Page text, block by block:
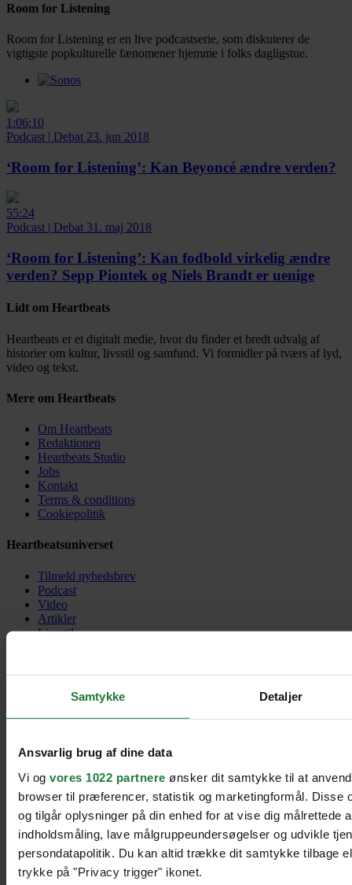
Samtykke Detaljer
Ansvarlig brug af dine data
Vi og vores 1022 partnere ønsker dit samtykke til at
browser til præferencer, statistik og marketingformål. Disse
og tilgår oplysninger på din enhed for at vise dig målrettede
indholdsmåling, lave målgruppeundersøgelser og udvikle
persondatapolitik. Du kan altid trække dit samtykke tilbage
trykke på "Privacy trigger" ikonet.
Room for Listening
Room for Listening er en live podcastserie, som diskuterer de
vigtigste popkulturelle fænomener hjemme i folks dagligstue.
Facebook
Twitter
LinkedIn
Email
1:06:10
Podcast | Debat 23. jun 2018
‘Room for Listening’: Kan Beyoncé ændre verden?
55:24
Podcast | Debat 31. maj 2018
‘Room for Listening’: Kan fodbold virkelig ændre
verden? Sepp Piontek og Niels Brandt er uenige
Lidt om Heartbeats
Heartbeats er et digitalt medie, hvor du finder et bredt udvalg af
historier om kultur, livsstil og samfund. Vi formidler på tværs af lyd,
video og tekst.
Mere om Heartbeats
Om Heartbeats
Redaktionen
Heartbeats Studio
Jobs
Kontakt
Terms & conditions
Cookiepolitik
Heartbeatsuniverset
Tilmeld nyhedsbrev
Podcast
Video
Artikler
Livsstil
Havneholmen 33 – 8. sal
Danmark
Heartbeats copyright 2026
Til toppen